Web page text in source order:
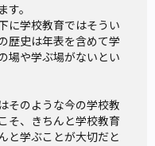
。
に学校教育ではそうい
歴史は年表を含めて学
場や学ぶ場がないとい
そのような今の学校教
そ、きちんと学校教育
と学ぶことが大切だと